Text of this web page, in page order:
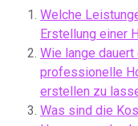
Welche
Erstellung einer
Wie lange
professionelle
erstellen zu
Was sind die